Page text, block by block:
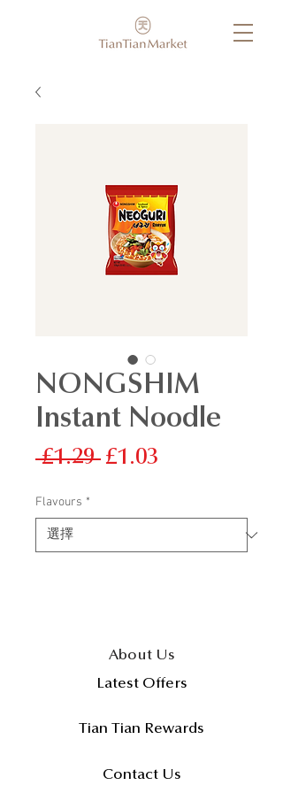
NONGSHIM
Instant Noodle
£1.29 一
價
£1.03
價
Flavours *
About Us
Latest Offers
Tian Tian Rewards
Contact Us